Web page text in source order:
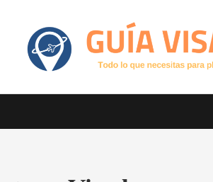
GuiaVisado.com -